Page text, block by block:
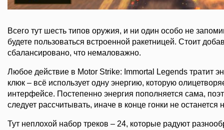
Всего тут шесть типов оружия, и ни один особо не
будете пользоваться встроенной ракетницей. Стоит
сбалансировано, что немаловажно.
Любое действие в Motor Strike: Immortal Legends тратит
клюк – всё использует одну энергию, которую
интерфейсе. Постепенно энергия пополняется сама,
следует рассчитывать, иначе в конце гонки не останется
Тут неплохой набор треков – 24, которые радуют